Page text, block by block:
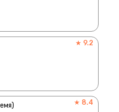
★ 9.2
★ 8.4